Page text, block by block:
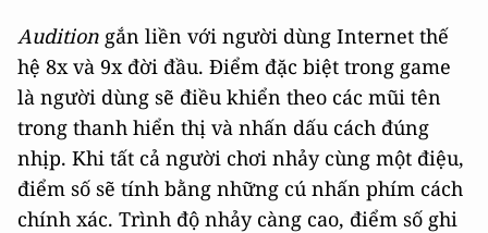
Audition gắn liền với người dùng Internet thế
hệ 8x và 9x đời đầu. Điểm đặc biệt trong game
là người dùng sẽ điều khiển theo các mũi tên
trong thanh hiển thị và nhấn dấu cách đúng
nhịp. Khi tất cả người chơi nhảy cùng một điệu,
điểm số sẽ tính bằng những cú nhấn phím cách
chính xác. Trình độ nhảy càng cao, điểm số ghi